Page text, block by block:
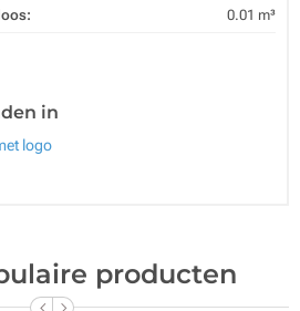
0.01 m³
in
logo
producten